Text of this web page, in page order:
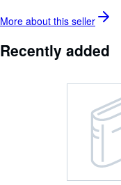
More about this seller
Recently added